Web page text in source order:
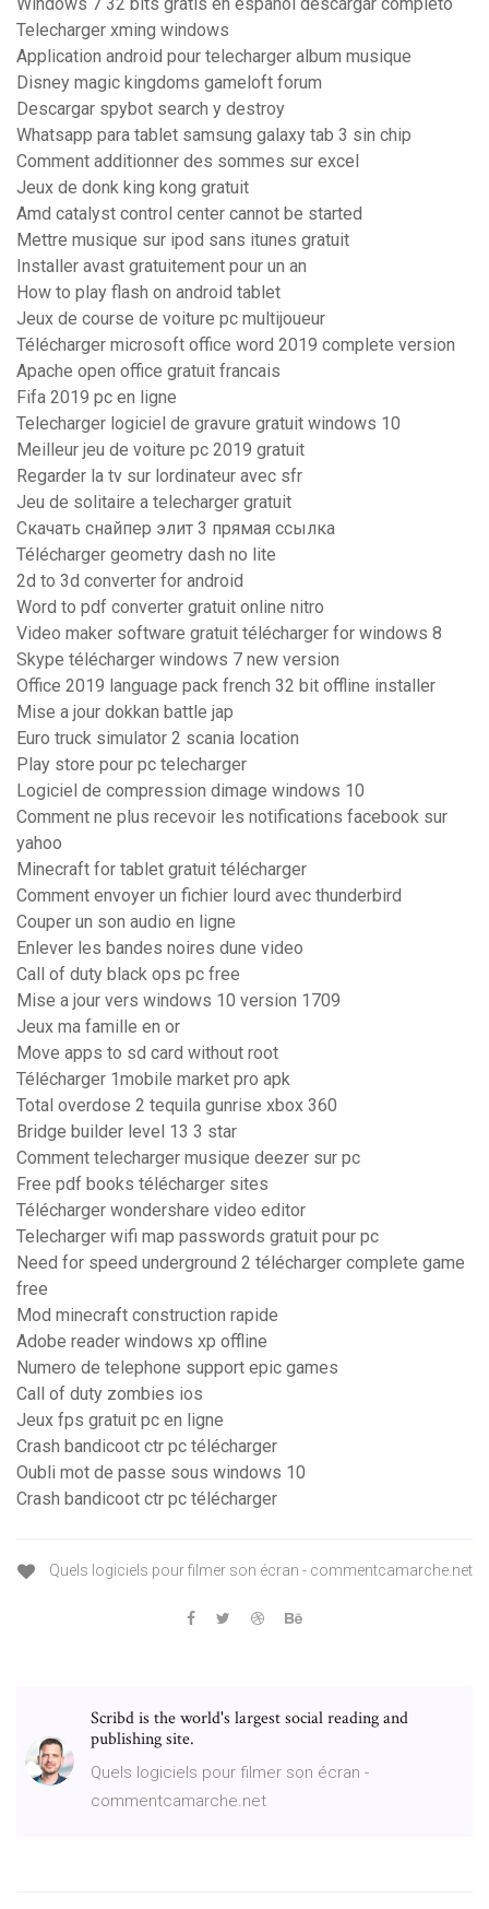
Windows 7 32 bits gratis en español descargar completo
Telecharger xming windows
Application android pour telecharger album musique
Disney magic kingdoms gameloft forum
Descargar spybot search y destroy
Whatsapp para tablet samsung galaxy tab 3 sin chip
Comment additionner des sommes sur excel
Jeux de donk king kong gratuit
Amd catalyst control center cannot be started
Mettre musique sur ipod sans itunes gratuit
Installer avast gratuitement pour un an
How to play flash on android tablet
Jeux de course de voiture pc multijoueur
Télécharger microsoft office word 2019 complete version
Apache open office gratuit francais
Fifa 2019 pc en ligne
Telecharger logiciel de gravure gratuit windows 10
Meilleur jeu de voiture pc 2019 gratuit
Regarder la tv sur lordinateur avec sfr
Jeu de solitaire a telecharger gratuit
Скачать снайпер элит 3 прямая ссылка
Télécharger geometry dash no lite
2d to 3d converter for android
Word to pdf converter gratuit online nitro
Video maker software gratuit télécharger for windows 8
Skype télécharger windows 7 new version
Office 2019 language pack french 32 bit offline installer
Mise a jour dokkan battle jap
Euro truck simulator 2 scania location
Play store pour pc telecharger
Logiciel de compression dimage windows 10
Comment ne plus recevoir les notifications facebook sur
yahoo
Minecraft for tablet gratuit télécharger
Comment envoyer un fichier lourd avec thunderbird
Couper un son audio en ligne
Enlever les bandes noires dune video
Call of duty black ops pc free
Mise a jour vers windows 10 version 1709
Jeux ma famille en or
Move apps to sd card without root
Télécharger 1mobile market pro apk
Total overdose 2 tequila gunrise xbox 360
Bridge builder level 13 3 star
Comment telecharger musique deezer sur pc
Free pdf books télécharger sites
Télécharger wondershare video editor
Telecharger wifi map passwords gratuit pour pc
Need for speed underground 2 télécharger complete game
free
Mod minecraft construction rapide
Adobe reader windows xp offline
Numero de telephone support epic games
Call of duty zombies ios
Jeux fps gratuit pc en ligne
Crash bandicoot ctr pc télécharger
Oubli mot de passe sous windows 10
Crash bandicoot ctr pc télécharger
Quels logiciels pour filmer son écran - commentcamarche.net
Scribd is the world's largest social reading and
publishing site.
Quels logiciels pour filmer son écran -
commentcamarche.net